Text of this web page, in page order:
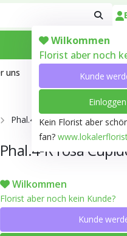
Wilkommen
Florist aber noch
Kunde
Einloggen
Kein Florist aber
fan?
uns Arbeiten bei
Phal.4-R rosa Cupido
Phal.4-R rosa
Wilkommen
Florist aber noch kein Kunde?
Kunde